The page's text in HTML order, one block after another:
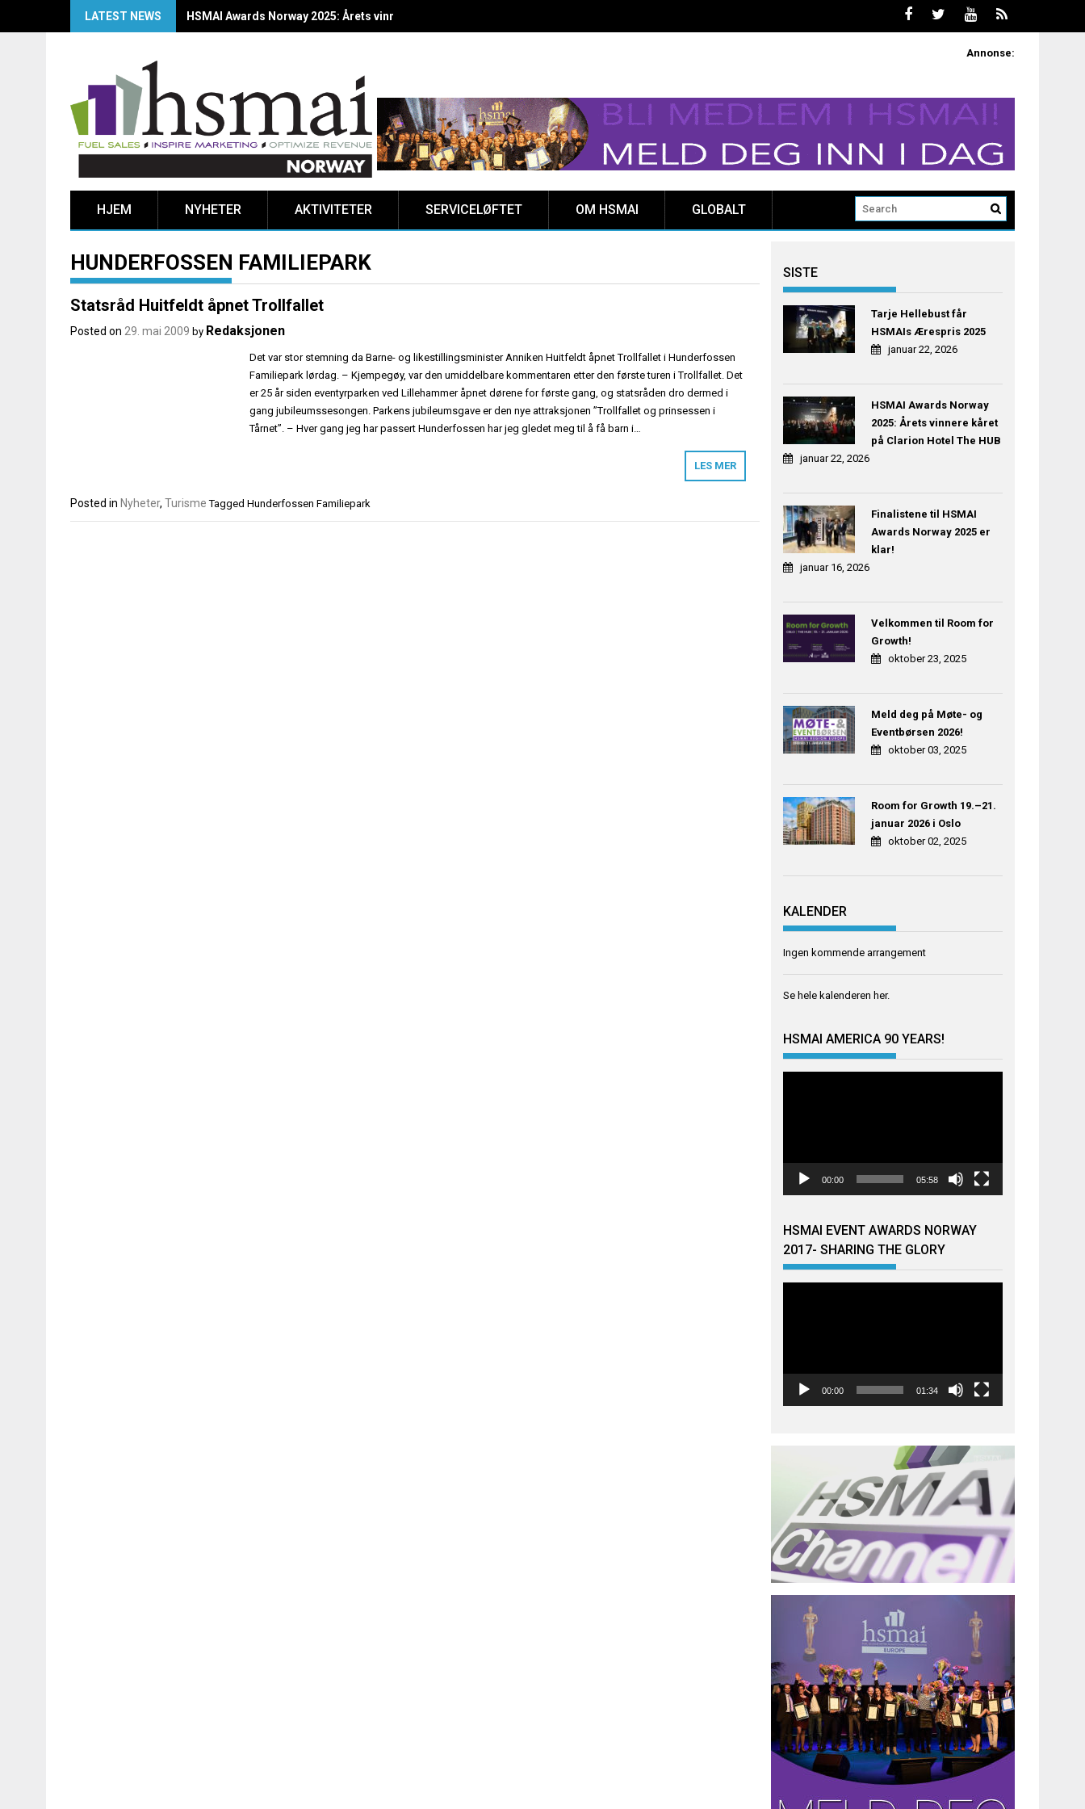
LATEST NEWS HSMAI Awards Norway 2025: Årets vinnere kåret på Clarion Hotel The HUB
Annonse:
HJEM NYHETER AKTIVITETER SERVICELØFTET OM HSMAI GLOBALT
HUNDERFOSSEN FAMILIEPARK
Statsråd Huitfeldt åpnet Trollfallet
Posted on 29. mai 2009 by Redaksjonen
Det var stor stemning da Barne- og likestillingsminister Anniken Huitfeldt åpnet Trollfallet i Hunderfossen
Familiepark lørdag. – Kjempegøy, var den umiddelbare kommentaren etter den første turen i Trollfallet. Det
er 25 år siden eventyrparken ved Lillehammer åpnet dørene for første gang, og statsråden dro dermed i
gang jubileumssesongen. Parkens jubileumsgave er den nye attraksjonen ”Trollfallet og prinsessen i
Tårnet”. – Hver gang jeg har passert Hunderfossen har jeg gledet meg til å få barn i…
LES MER
Posted in Nyheter, Turisme Tagged Hunderfossen Familiepark
SISTE
Tarje Hellebust får
HSMAIs Ærespris 2025
januar 22, 2026
HSMAI Awards Norway
2025: Årets vinnere kåret
på Clarion Hotel The HUB
januar 22, 2026
Finalistene til HSMAI
Awards Norway 2025 er
klar!
januar 16, 2026
Velkommen til Room for
Growth!
oktober 23, 2025
Meld deg på Møte- og
Eventbørsen 2026!
oktober 03, 2025
Room for Growth 19.–21.
januar 2026 i Oslo
oktober 02, 2025
KALENDER
Ingen kommende arrangement
Se hele kalenderen her.
HSMAI AMERICA 90 YEARS!
00:00 05:58
HSMAI EVENT AWARDS NORWAY
2017- SHARING THE GLORY
00:00 01:34